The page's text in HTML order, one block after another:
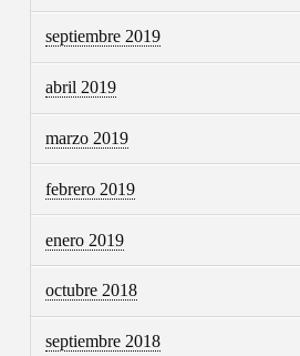
septiembre 2019
abril 2019
marzo 2019
febrero 2019
enero 2019
octubre 2018
septiembre 2018